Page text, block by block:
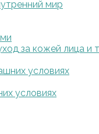
мир
за кожей лица и
условиях
условиях